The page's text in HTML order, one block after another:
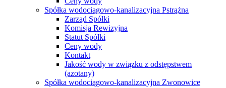
Spółka wodociągowo-kanalizacyjna Pstrążna
Zarząd Spółki
Komisja Rewizyjna
Statut Spółki
Ceny wody
Kontakt
Jakość wody w związku z odstępstwem
(azotany)
Spółka wodociągowo-kanalizacyjna Zwonowice